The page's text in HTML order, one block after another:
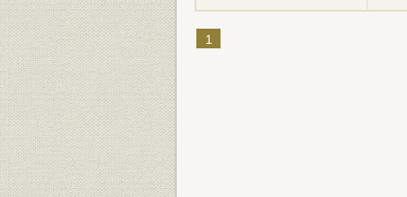
1